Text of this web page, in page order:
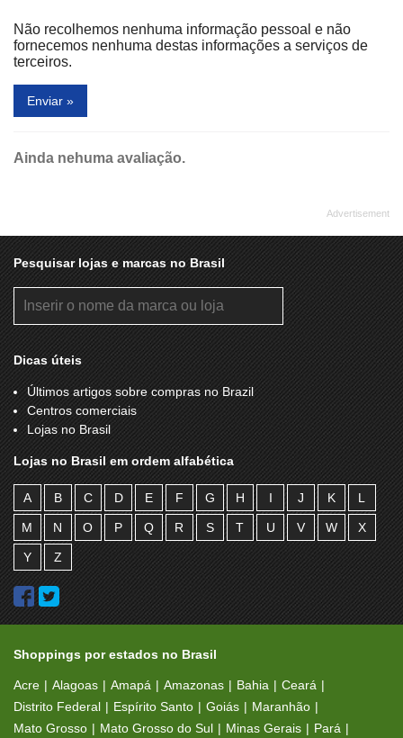
SHOWCOLATE SKETCH
SOHAN TEMAKERIA
SUBWAY
Não recolhemos nenhuma informação pessoal e não
fornecemos nenhuma destas informações a serviços de
terceiros.
Enviar »
Ainda nehuma avaliação.
Pesquisar lojas e marcas no Brasil
Dicas úteis
Últimos artigos sobre compras no Brazil
Centros comerciais
Lojas no Brasil
Lojas no Brasil em ordem alfabética
A B C D E F G H I J K L
M N O P Q R S T U V W X
Y Z
Shoppings por estados no Brasil
Acre Alagoas Amapá Amazonas Bahia
Ceará
Distrito Federal
Espírito Santo Goiás
Maranhão
Mato Grosso
Mato Grosso do Sul Minas Gerais Pará